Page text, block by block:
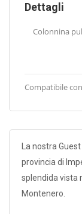
Dettagli
Colonnina
Compatibile
La nostra
provincia di
splendida vista
Montenero.